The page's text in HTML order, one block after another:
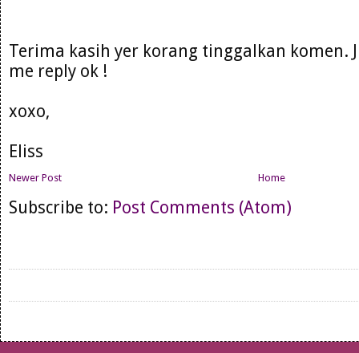
Terima kasih yer korang tinggalkan komen.
me reply ok !
xoxo,
Eliss
Newer Post Home
Subscribe to: Post Comments (Atom)